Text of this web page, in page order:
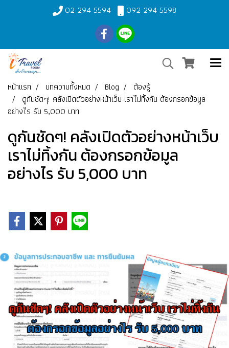
02 294 5594 092 294 5598
หน้าแรก บทความทั้งหมด Blog
ต้องรู้
ดูกันชัดๆ! คลังเปิดตัวอย่างหน้าเว็บ เราไม่ทิ้งกัน ต้องกรอกข้อมูล
อย่างไร รับ 5,000 บาท
ดูกันชัดๆ! คลังเปิดตัวอย่างหน้าเว็บ
เราไม่ทิ้งกัน ต้องกรอกข้อมูล
อย่างไร รับ 5,000 บาท